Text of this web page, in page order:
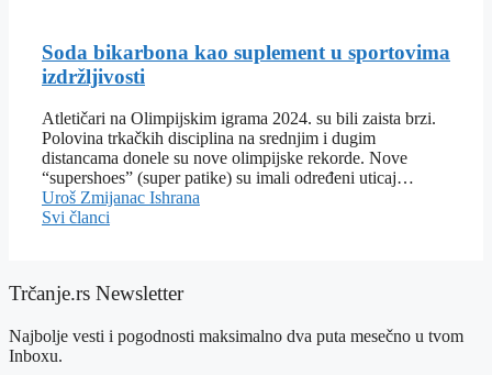
Soda bikarbona kao suplement u sportovima
izdržljivosti
Atletičari na Olimpijskim igrama 2024. su bili zaista brzi.
Polovina trkačkih disciplina na srednjim i dugim
distancama donele su nove olimpijske rekorde. Nove
“supershoes” (super patike) su imali određeni uticaj…
Uroš Zmijanac Ishrana
Svi članci
Trčanje.rs Newsletter
Najbolje vesti i pogodnosti maksimalno dva puta mesečno u tvom
Inboxu.